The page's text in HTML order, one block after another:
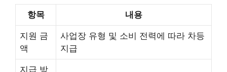
항목 내용
지원 금
액
사업장 유형 및 소비 전력에 따라 차등
지급
지급 방